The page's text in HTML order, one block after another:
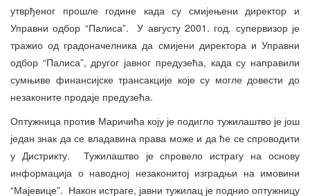
утврђеног прошле године када су смијењени директор и
Управни одбор “Палиса”. У августу 2001. год. супервизор је
тражио од градоначелника да смијени директора и Управни
одбор “Палиса”, другог јавног предузећа, када су направили
сумњиве финансијске трансакције које су могле довести до
незаконите продаје предузећа.
Оптужница против Маричића коју је подигло тужилаштво је још
један знак да се владавина права може и да ће се спроводити
у Дистрикту. Тужилаштво је спровело истрагу на основу
информација о наводној незаконитој изградњи на имовини
“Мајевице”. Након истраге, јавни тужилац је поднио оптужницу